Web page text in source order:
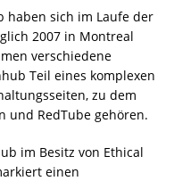
haben sich im Laufe der
2007 in Montreal
verschiedene
Teil eines komplexen
zu dem
und RedTube gehören.
im Besitz von Ethical
einen